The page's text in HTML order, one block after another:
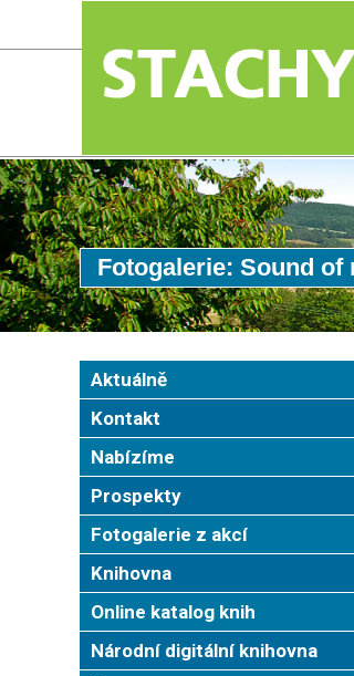
Fotogalerie: Sound
Aktuálně
Kontakt
Nabízíme
Prospekty
Fotogalerie z akcí
Knihovna
Online katalog knih
Národní digitální knihovna